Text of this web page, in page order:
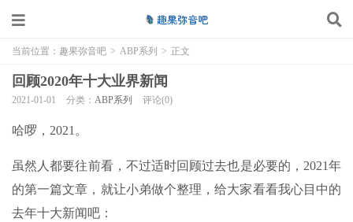
当前位置： 趣果弥音吧 > ABP系列 > 正文
回顾2020年十大业界新闻
2021-01-01 分类： ABP系列 评论(0)
哈啰，2021。
虽然人都要往前看，不过适时回顾过去也是必要的，2021年
的第一篇文章，就让小弟做个整理，给大家看看我心目中的
去年十大新闻吧：